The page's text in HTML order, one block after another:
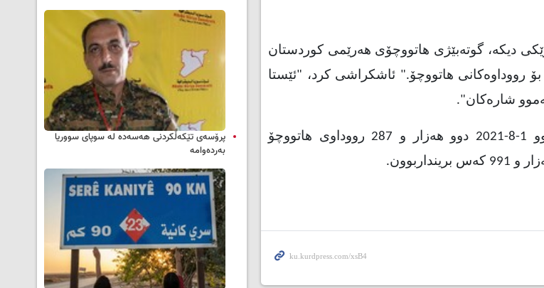
دیکە، گوتەبێژی هاتووچۆی هەرێمی کوردستان
رووداوەکانی هاتووچۆ." ئاشکراشی کرد، "ئێستا
شارەکان."
بەپێی داتاکانی هاتووچۆی هەرێمی کوردستان لە 1-1-2021 تاوەکوو 1-8-2021 دوو هەزار و 287 رووداوی هاتووچۆ
پرۆسەی تێکەڵکردنی هەسەدە لە سوپای سووریا
بەردەوامە